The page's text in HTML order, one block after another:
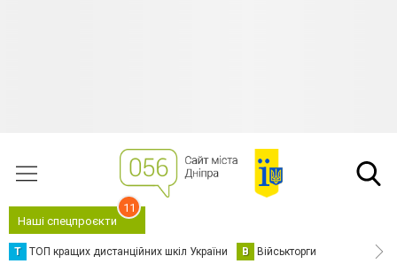
Наші спецпроєкти
11
Т ТОП кращих дистанційних шкіл України В Військторги